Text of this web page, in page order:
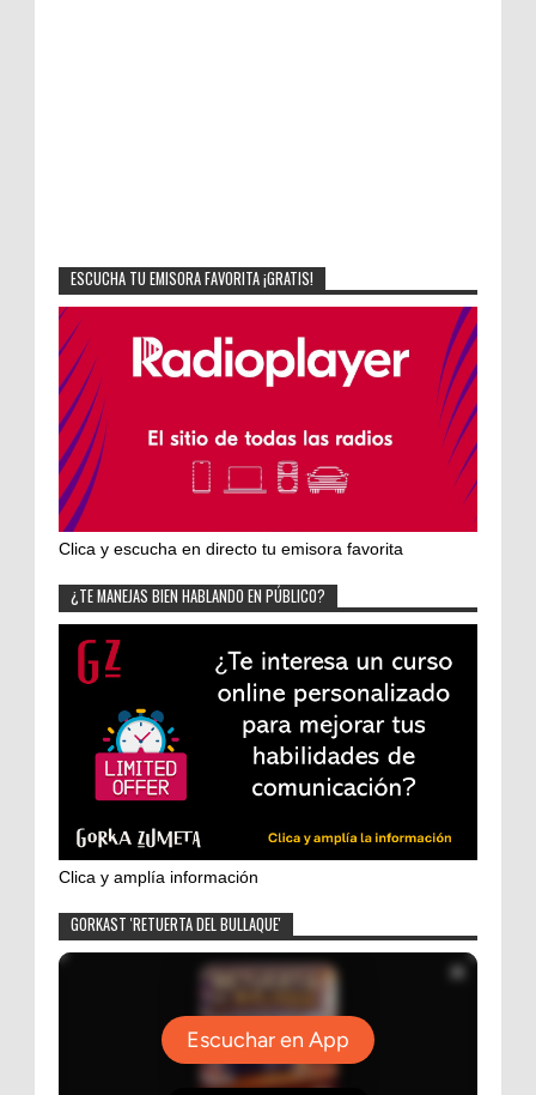
ESCUCHA TU EMISORA FAVORITA ¡GRATIS!
Clica y escucha en directo tu emisora favorita
¿TE MANEJAS BIEN HABLANDO EN PÚBLICO?
Clica y amplía información
GORKAST 'RETUERTA DEL BULLAQUE'